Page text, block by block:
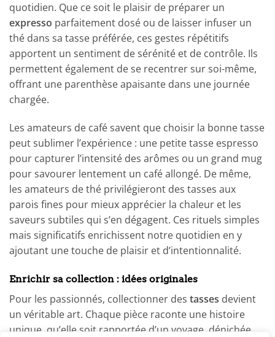
quotidien. Que ce soit le plaisir de préparer un
expresso parfaitement dosé ou de laisser infuser un
thé dans sa tasse préférée, ces gestes répétitifs
apportent un sentiment de sérénité et de contrôle. Ils
permettent également de se recentrer sur soi-même,
offrant une parenthèse apaisante dans une journée
chargée.
Les amateurs de café savent que choisir la bonne tasse
peut sublimer l’expérience : une petite tasse espresso
pour capturer l’intensité des arômes ou un grand mug
pour savourer lentement un café allongé. De même,
les amateurs de thé privilégieront des tasses aux
parois fines pour mieux apprécier la chaleur et les
saveurs subtiles qui s’en dégagent. Ces rituels simples
mais significatifs enrichissent notre quotidien en y
ajoutant une touche de plaisir et d’intentionnalité.
Enrichir sa collection : idées originales
Pour les passionnés, collectionner des tasses devient
un véritable art. Chaque pièce raconte une histoire
unique, qu’elle soit rapportée d’un voyage, dénichée